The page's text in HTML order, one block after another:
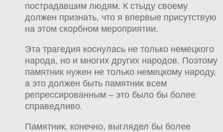
пострадавшим людям. К стыду своему
должен признать, что я впервые присутствую
на этом скорбном мероприятии.
Эта трагедия коснулась не только немецкого
народа, но и многих других народов. Поэтому
памятник нужен не только немецкому народу,
а это должен быть памятник всем
репрессированным – это было бы более
справедливо.
Памятник, конечно, выглядел бы более